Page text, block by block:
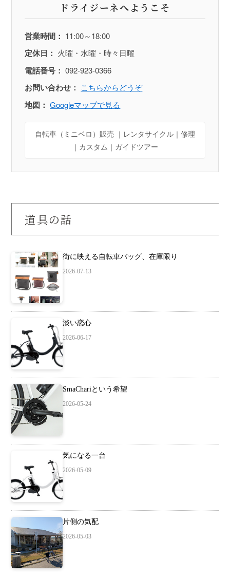
ドライジーネへようこそ
営業時間： 11:00～18:00
定休日： 火曜・水曜・時々日曜
電話番号： 092-923-0366
お問い合わせ： こちらからどうぞ
地図： Googleマップで見る
自転車（ミニベロ）販売 ｜レンタサイクル｜修理
｜カスタム｜ガイドツアー
道具の話
街に映える自転車バッグ、在庫限り
2026-07-13
淡い恋心
2026-06-17
SmaChariという希望
2026-05-24
気になる一台
2026-05-09
片側の気配
2026-05-03